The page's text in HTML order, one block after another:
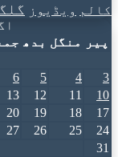
کالم ویڈیوز
پیر
منگل بدھ
3
4
5
6
10
11
12
13
17
18
19
20
24
25
26
27
31